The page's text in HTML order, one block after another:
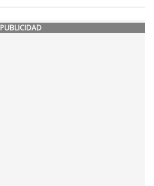
PUBLICIDAD